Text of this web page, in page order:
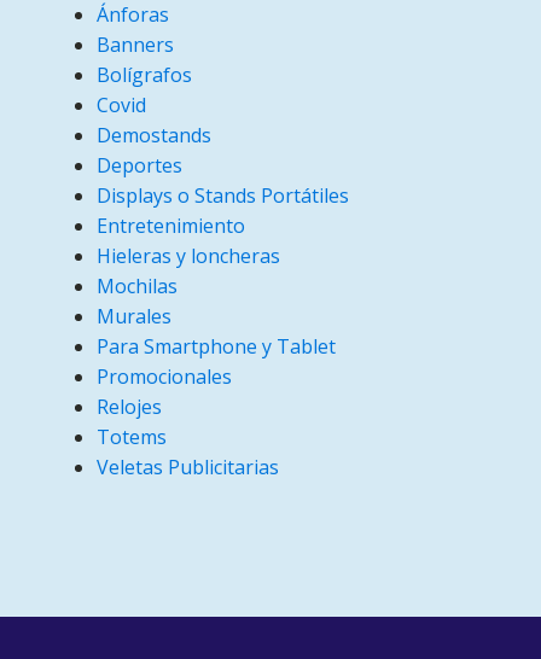
Ánforas
Banners
Bolígrafos
Covid
Demostands
Deportes
Displays o Stands Portátiles
Entretenimiento
Hieleras y loncheras
Mochilas
Murales
Para Smartphone y Tablet
Promocionales
Relojes
Totems
Veletas Publicitarias